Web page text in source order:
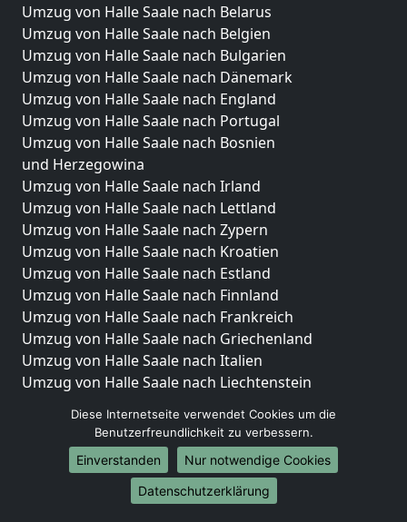
Umzug von Halle Saale nach Belarus
Umzug von Halle Saale nach Belgien
Umzug von Halle Saale nach Bulgarien
Umzug von Halle Saale nach Dänemark
Umzug von Halle Saale nach England
Umzug von Halle Saale nach Portugal
Umzug von Halle Saale nach Bosnien
und Herzegowina
Umzug von Halle Saale nach Irland
Umzug von Halle Saale nach Lettland
Umzug von Halle Saale nach Zypern
Umzug von Halle Saale nach Kroatien
Umzug von Halle Saale nach Estland
Umzug von Halle Saale nach Finnland
Umzug von Halle Saale nach Frankreich
Umzug von Halle Saale nach Griechenland
Umzug von Halle Saale nach Italien
Umzug von Halle Saale nach Liechtenstein
Umzug von Halle Saale nach Niederlande
Umzug von Halle Saale nach Norwegen
Umzüge-Deutschlandweit
Diese Internetseite verwendet Cookies um die
Benutzerfreundlichkeit zu verbessern.
Einverstanden
Nur notwendige Cookies
Datenschutzerklärung